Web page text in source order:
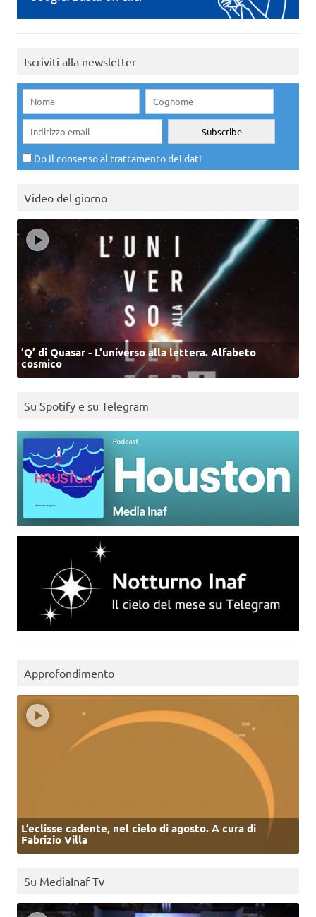
Iscriviti alla newsletter
Do il consenso al trattamento dei dati
Video del giorno
‘Q’ di Quasar - L'universo alla lettera. Alfabeto
cosmico
Su Spotify e su Telegram
Approfondimento
L’eclisse cadente, nel cielo di agosto. A cura di
Fabrizio Villa
Su MediaInaf Tv